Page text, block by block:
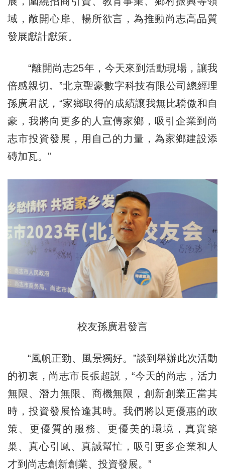
域，敞開心扉、暢所欲言，為推動尚志高品質
發展獻計獻策。
“離開尚志25年，今天來到活動現場，讓我
倍感親切。”北京聖豪數字科技有限公司總經理
孫廣君説，“家鄉取得的成績讓我無比驕傲和自
豪，我將向更多的人宣傳家鄉，吸引企業到尚
志市投資發展，用自己的力量，為家鄉建設添
磚加瓦。”
校友孫廣君發言
“風帆正勁、風景獨好。”談到舉辦此次活動
的初衷，尚志市長張超説，“今天的尚志，活力
無限、潛力無限、商機無限，創新創業正當其
時，投資發展恰逢其時。我們將以更優惠的政
策、更優質的服務、更優美的環境，真實築
巢、真心引鳳、真誠幫忙，吸引更多企業和人
才到尚志創新創業、投資發展。”